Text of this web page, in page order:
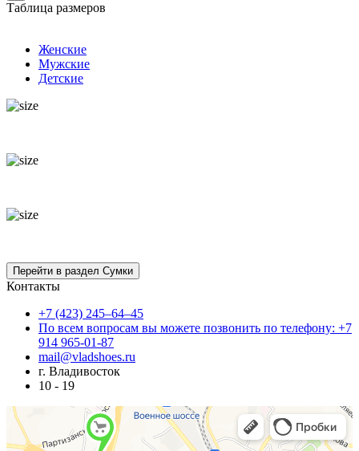
Таблица размеров
Женские
Мужские
Детские
Контакты
+7 (423) 245–64–45
По всем вопросам вы можете позвонить по телефону: +7
914 965-01-87
mail@vladshoes.ru
г. Владивосток
10 - 19